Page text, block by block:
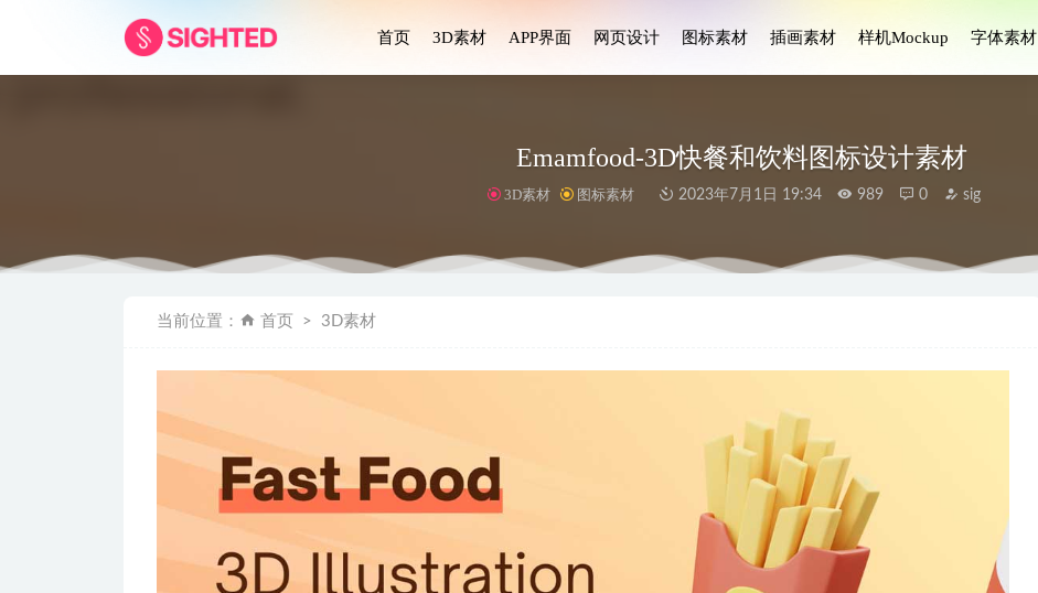
首页 3D素材 APP界面 网页设计 图标素材 插画素材 样机Mockup 字体素材
Emamfood-3D快餐和饮料图标设计素材
3D素材 图标素材 2023年7月1日 19:34 989 0 sig
当前位置： 首页 3D素材
50个银行卡设计方案 .fig素材 2022-03-28
2023-01-30